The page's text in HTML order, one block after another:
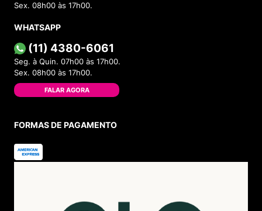
Sex. 08h00 às 17h00.
WHATSAPP
(11) 4380-6061
Seg. à Quin. 07h00 às 17h00.
Sex. 08h00 às 17h00.
FALAR AGORA
FORMAS DE PAGAMENTO